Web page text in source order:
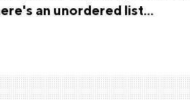
an unordered list...